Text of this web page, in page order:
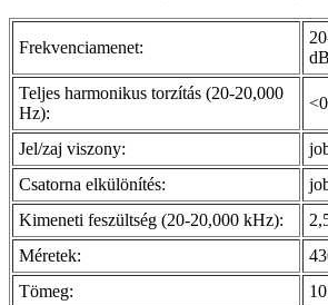
Frekvenciamenet:
Teljes harmonikus torzítás (20-20,000
Hz):
Jel/zaj viszony:
Csatorna elkülönítés:
Kimeneti feszültség (20-20,000 kHz):
Méretek:
Tömeg: